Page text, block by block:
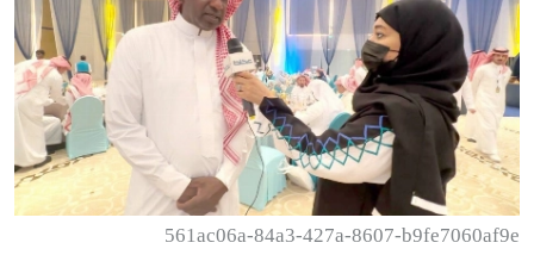
561ac06a-84a3-427a-8607-b9fe7060af9e